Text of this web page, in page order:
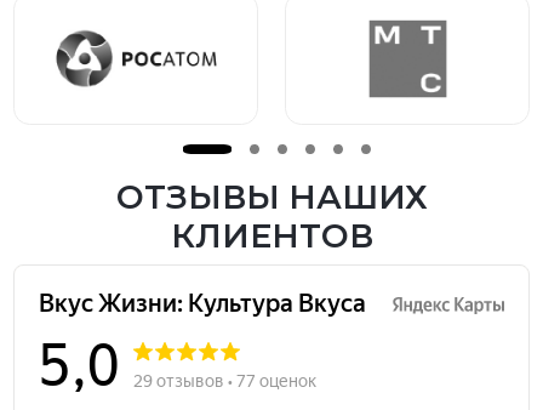
ОТЗЫВЫ НАШИХ
КЛИЕНТОВ